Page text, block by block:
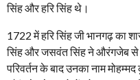
सिंह और हरि सिंह थे।
1722 में हरि सिंह जी भानगढ़ का
सिंह और जसवंत सिंह ने औरंगजेब से
परिवर्तन के बाद उनका नाम